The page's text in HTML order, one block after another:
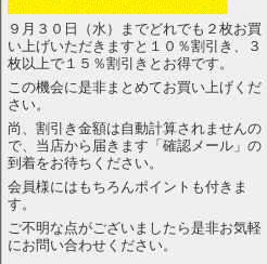
９月３０日（水）までどれでも２枚お買
い上げいただきますと１０％割引き、３
枚以上で１５％割引きとお得です。
この機会に是非まとめてお買い上げくだ
さい。
尚、割引き金額は自動計算されませんの
で、当店から届きます「確認メール」の
到着をお待ちください。
会員様にはもちろんポイントも付きま
す。
ご不明な点がございましたら是非お気軽
にお問い合わせください。